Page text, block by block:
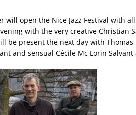
will open the Nice Jazz Festival with
with the very creative Christian
be present the next day with
and sensual Cécile Mc Lorin